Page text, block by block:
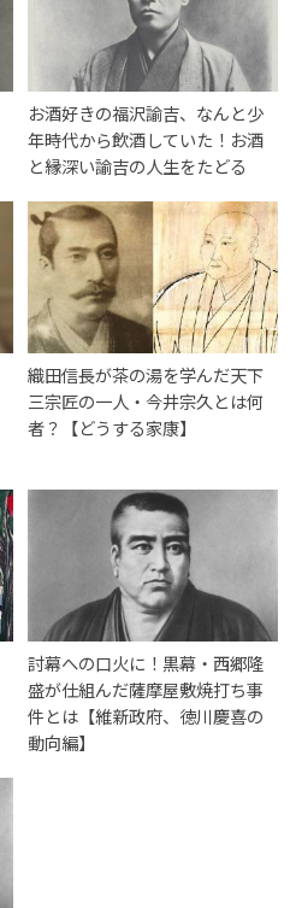
お酒好きの福沢諭吉、なんと少
年時代から飲酒していた！お酒
と縁深い諭吉の人生をたどる
織田信長が茶の湯を学んだ天下
三宗匠の一人・今井宗久とは何
者？【どうする家康】
討幕への口火に！黒幕・西郷隆
盛が仕組んだ薩摩屋敷焼打ち事
件とは【維新政府、徳川慶喜の
動向編】